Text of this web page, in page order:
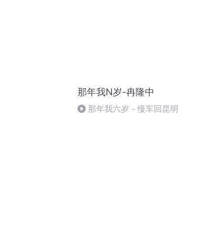
那年我N岁-冉隆中
那年我六岁－慢车回昆明